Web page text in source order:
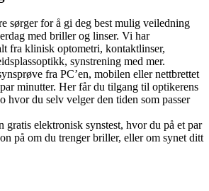
sørger for å gi deg best mulig veiledning
med briller og linser. Vi har
fra klinisk optometri, kontaktlinser,
synstrening med mer.
fra PC’en, mobilen eller nettbrettet
minutter. Her får du tilgang til optikerens
hvor du selv velger den tiden som passer
gratis elektronisk synstest, hvor du på et par
på om du trenger briller, eller om synet ditt